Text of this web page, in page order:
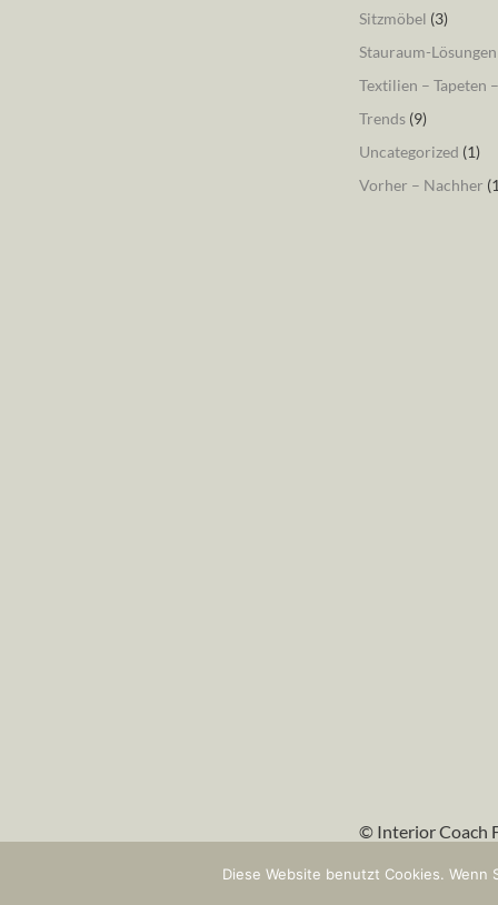
Sitzmöbel (3)
Stauraum-Lösungen
Textilien – Tapeten
Trends(9)
Uncategorized (1)
Vorher – Nachher
© Interior Coach
Diese Website benutzt Cookies.